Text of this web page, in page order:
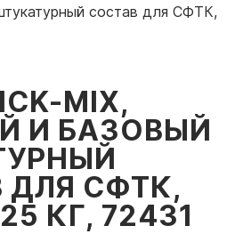
состав для СФТК,
MIX,
И БАЗОВЫЙ
ДЛЯ СФТК,
КГ, 72431